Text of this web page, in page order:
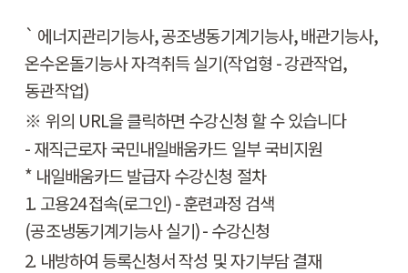
` 에너지관리기능사,공조냉동기계기능사,배관기능사,
온수온돌기능사 자격취득 실기(작업형 -강관작업,
동관작업)
​※ 위의 URL을 클릭하면 수강신청 할 수 있습니다
-재직근로자 국민내일배움카드 일부 국비지원
* 내일배움카드 발급자 수강신청 절차
1. 고용24접속(로그인) -훈련과정 검색
(공조냉동기계기능사 실기) -수강신청
2. 내방하여 등록신청서 작성 및 자기부담 결재